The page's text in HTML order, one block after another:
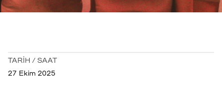
TARİH / SAAT
27 Ekim 2025